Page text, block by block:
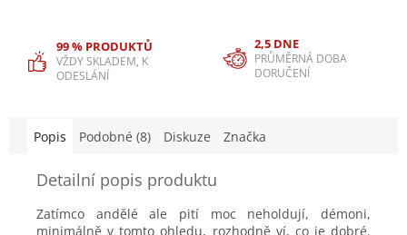
99 % PRODUKTŮ
VŽDY SKLADEM, K
ODESLÁNÍ
2,5 DNE
PRŮMĚRNÁ DOBA
DORUČENÍ
Popis Podobné (8) Diskuze Značka
Detailní popis produktu
Zatímco andělé ale pití moc neholdují, démoni,
minimálně v tomto ohledu, rozhodně ví, co je dobré.